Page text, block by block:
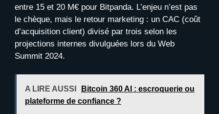
entre 15 et 20 M€ pour Bitpanda. L’enjeu n’est pas
le chèque, mais le retour marketing : un CAC (coût
d’acquisition client) divisé par trois selon les
projections internes divulguées lors du Web
Summit 2024.
A LIRE AUSSI
Bitcoin 360 AI : escroquerie ou
plateforme de confiance ?